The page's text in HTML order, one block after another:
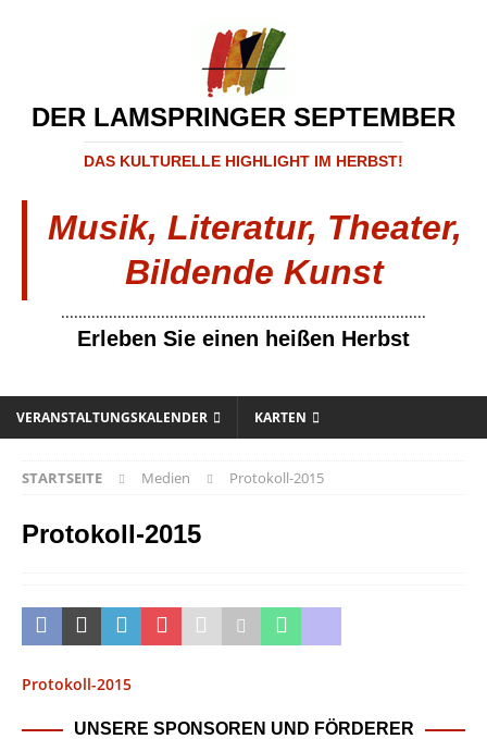
DER LAMSPRINGER SEPTEMBER
DAS KULTURELLE HIGHLIGHT IM HERBST!
Musik, Literatur, Theater,
Bildende Kunst
....................................................................................
Erleben Sie einen heißen Herbst
VERANSTALTUNGSKALENDER KARTEN
STARTSEITE Medien Protokoll-2015
Protokoll-2015
Protokoll-2015
UNSERE SPONSOREN UND FÖRDERER